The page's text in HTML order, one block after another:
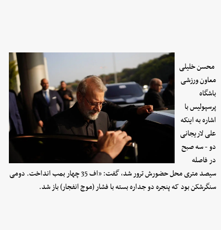
محسن خلیلی
معاون ورزشی
باشگاه
پرسپولیس با
اشاره به اینکه
علی لاریجانی
دو - سه صبح
در فاصله
سیصد متری محل حضورش ترور شد، گفت: «اف 35 چهار بمب انداخت. دومی
سنگرشکن بود که پنجره دو جداره بسته با فشار (موج انفجار) باز شد.